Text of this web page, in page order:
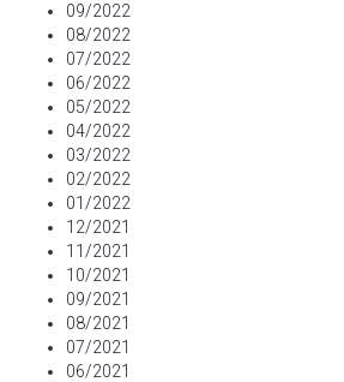
09/2022
08/2022
07/2022
06/2022
05/2022
04/2022
03/2022
02/2022
01/2022
12/2021
11/2021
10/2021
09/2021
08/2021
07/2021
06/2021